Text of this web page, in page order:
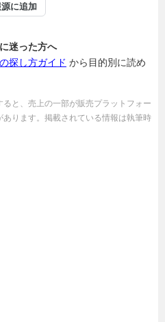
に追加
迷った方へ
探し方ガイド から目的別に読め
と、売上の一部が販売プラットフォー
ります。掲載されている情報は執筆時